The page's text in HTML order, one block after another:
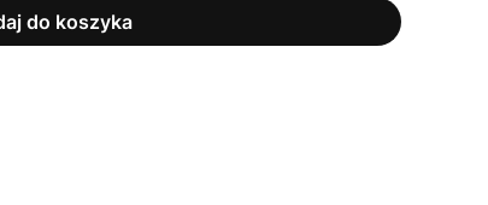
do koszyka